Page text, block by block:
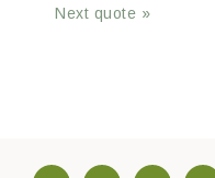
Next quote »